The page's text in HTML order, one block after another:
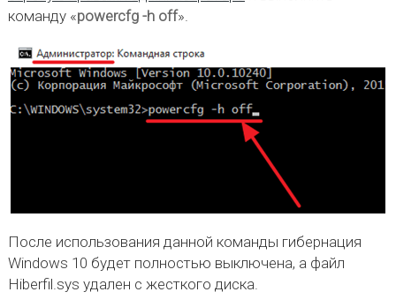
команду «powercfg -h off».
После использования данной команды гибернация
Windows 10 будет полностью выключена, а файл
Hiberfil.sys удален с жесткого диска.